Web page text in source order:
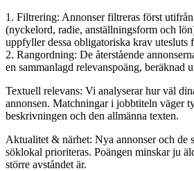
1. Filtrering: Annonser filtreras först
(nyckelord, radie, anställningsform och
uppfyller dessa obligatoriska krav utesluts
2. Rangordning: De återstående
en sammanlagd relevanspoäng, beräknad
Textuell relevans: Vi analyserar hur väl
annonsen. Matchningar i jobbtiteln väger
beskrivningen och den allmänna texten.
Aktualitet & närhet: Nya annonser och de
söklokal prioriteras. Poängen minskar ju
större avståndet är.